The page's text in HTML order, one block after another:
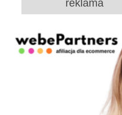
reklama